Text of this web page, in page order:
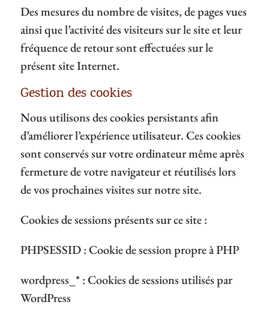
Des mesures du nombre de visites, de pages vues
ainsi que l’activité des visiteurs sur le site et leur
fréquence de retour sont effectuées sur le
présent site Internet.
Gestion des cookies
Nous utilisons des cookies persistants afin
d’améliorer l’expérience utilisateur. Ces cookies
sont conservés sur votre ordinateur même après
fermeture de votre navigateur et réutilisés lors
de vos prochaines visites sur notre site.
Cookies de sessions présents sur ce site :
PHPSESSID : Cookie de session propre à PHP
wordpress_* : Cookies de sessions utilisés par
WordPress